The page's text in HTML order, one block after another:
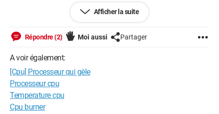
Alors si quelqu'un pourrait m'aider, ça serais super apprécié.
Merci d'avance
Afficher la suite
Répondre (2) Moi aussi Partager
A voir également:
[Cpu] Processeur qui gèle
Processeur cpu
Temperature cpu
Cpu burner